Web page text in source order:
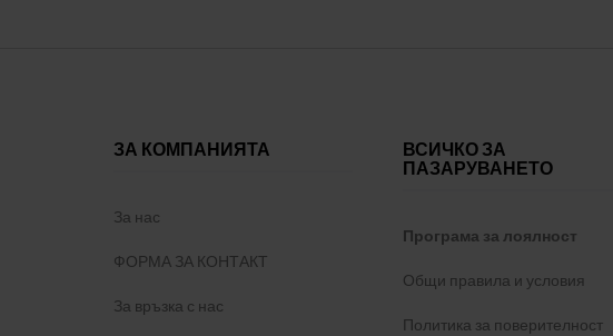
ЗА КОМПАНИЯТА
За нас
ФОРМА ЗА КОНТАКТ
За връзка с нас
ВСИЧКО ЗА
ПАЗАРУВАНЕТО
Програма за лоялност
Общи правила и условия
Политика за поверителност